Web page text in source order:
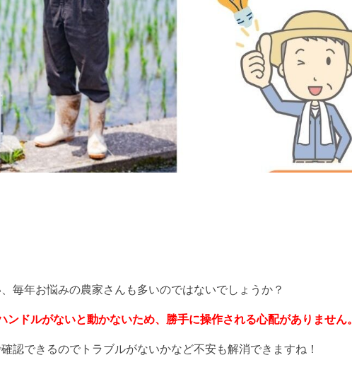
毎年お悩みの農家さんも多いのではないでしょうか？
ドルがないと動かないため、勝手に操作される心配がありません。
認できるのでトラブルがないかなど不安も解消できますね！